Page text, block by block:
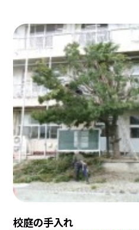
校庭の手入れ